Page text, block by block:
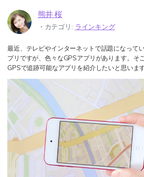
スクリーンタイム
ウェブフィルタ
怪しい画像検出
明示コンテンツ検出
製品活用
製品活用
お子様のスマホでペアレンタルコントロー
今すぐ購入
ダウンロード
検索
熊井 桜
・カテゴリ: ラインキング
最近、テレビやインターネットで話題になって
プリですが、色々なGPSアプリがあります。そ
GPSで追跡可能なアプリを紹介したいと思います